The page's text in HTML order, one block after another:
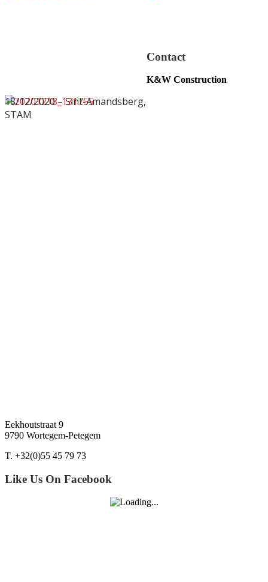
18/12/2020 – Sint-Amandsberg,
STAM
Contact
K&W Construction
Eekhoutstraat 9
9790 Wortegem-Petegem
T. +32(0)55 45 79 73
Like Us On Facebook